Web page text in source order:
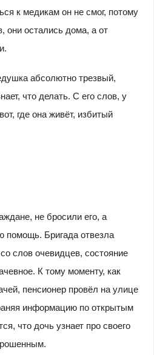
к медикам он не смог, потому
они остались дома, а от
абсолютно трезвый,
что делать. С его слов, у
где она живёт, избитый
не бросили его, а
помощь. Бригада отвезла
слов очевидцев, состояние
К тому моменту, как
пенсионер провёл на улице
информацию по открытым
что дочь узнает про своего